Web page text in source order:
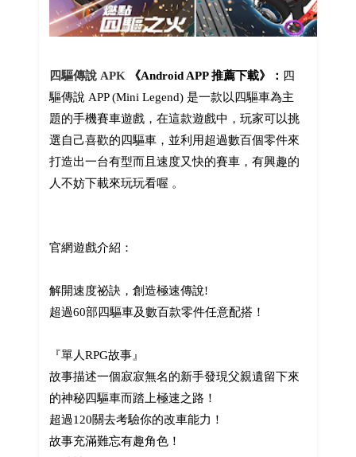
四驅傳說 APK《Android APP 推薦下載》： 四
驅傳說 APP (Mini Legend) 是一款以四驅車為主
題的手機賽車遊戲，在這款遊戲中，玩家可以挑
選自己喜歡的四驅車，並利用超過數百個零件來
打造出一台有型而且速度又快的賽車，有興趣的
人不妨下載來玩玩看喔 。
官網遊戲介紹：
解開速度祕訣，創造極速傳說!
超過60部四驅車及數百款零件任意配搭！
『單人RPG故事』
故事描述一個寂寂無名的新手發現父親遺留下來
的神秘四驅車而踏上極速之路！
超過120關去考驗你的改車能力！
故事充滿難忘有趣角色！